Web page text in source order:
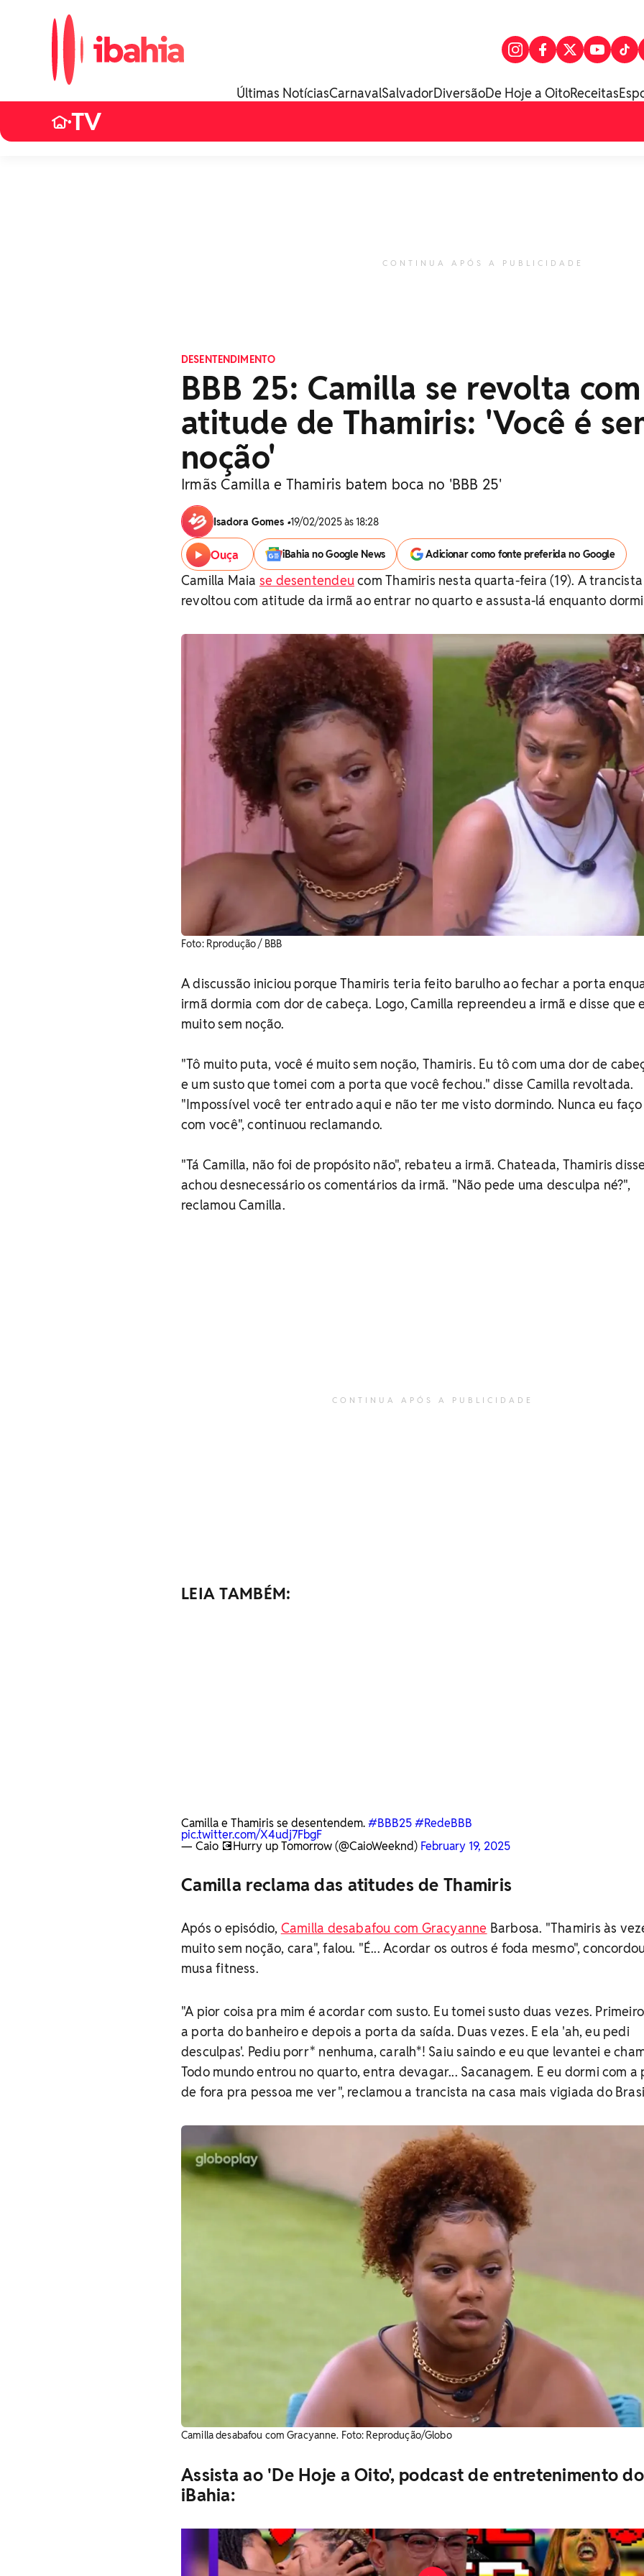
Últimas NotíciasCarnavalSalvadorDiversãoDe Hoje a OitoReceitas
•TV
CONTINUA APÓS A PUBLICIDADE
DESENTENDIMENTO
BBB 25: Camilla se revolta com
atitude de Thamiris: 'Você é
noção'
Irmãs Camilla e Thamiris batem boca no 'BBB 25'
Isadora Gomes •19/02/2025 às 18:28
Ouça iBahia no Google News Adicionar como fonte preferida no Google
Camilla Maia se desentendeucom Thamiris nesta quarta-feira (19). A
revoltou com atitude da irmã ao entrar no quarto e assusta-lá enquanto
Foto: Rprodução / BBB
A discussão iniciou porque Thamiris teria feito barulho ao fechar a porta
irmã dormia com dor de cabeça. Logo, Camilla repreendeu a irmã e disse que
muito sem noção.
"Tô muito puta, você é muito sem noção, Thamiris. Eu tô com uma dor de
e um susto que tomei com a porta que você fechou." disse Camilla revoltada.
"Impossível você ter entrado aqui e não ter me visto dormindo. Nunca eu faço
com você", continuou reclamando.
"Tá Camilla, não foi de propósito não", rebateu a irmã. Chateada, Thamiris
achou desnecessário os comentários da irmã. "Não pede uma desculpa né?",
reclamou Camilla.
CONTINUA APÓS A PUBLICIDADE
LEIA TAMBÉM:
Camilla e Thamiris se desentendem.#BBB25#RedeBBB
pic.twitter.com/X4udj7FbgF
— Caio 💽Hurry up Tomorrow (@CaioWeeknd) February 19, 2025
Camilla reclama das atitudes de Thamiris
Após o episódio, Camilla desabafou com Gracyanne Barbosa. "Thamiris às
muito sem noção, cara", falou. "É... Acordar os outros é foda mesmo",
musa fitness.
"A pior coisa pra mim é acordar com susto. Eu tomei susto duas vezes.
a porta do banheiro e depois a porta da saída. Duas vezes. E ela 'ah, eu pedi
desculpas'. Pediu porr* nenhuma, caralh*! Saiu saindo e eu que levantei e
Todo mundo entrou no quarto, entra devagar... Sacanagem. E eu dormi com a
de fora pra pessoa me ver", reclamou a trancista na casa mais vigiada do
Camilla desabafou com Gracyanne. Foto: Reprodução/Globo
Assista ao 'De Hoje a Oito', podcast de entretenimento do
iBahia: